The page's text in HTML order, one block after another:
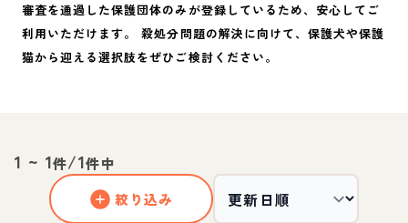
審査を通過した保護団体のみが登録しているため、安心してご
利用いただけます。 殺処分問題の解決に向けて、保護犬や保護
猫から迎える選択肢をぜひご検討ください。
1 ~ 1件/1件中
絞り込み